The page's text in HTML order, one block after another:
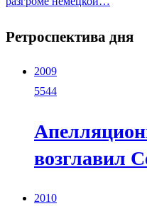
Ретроспектива дня
2009
5544
возглавил
2010